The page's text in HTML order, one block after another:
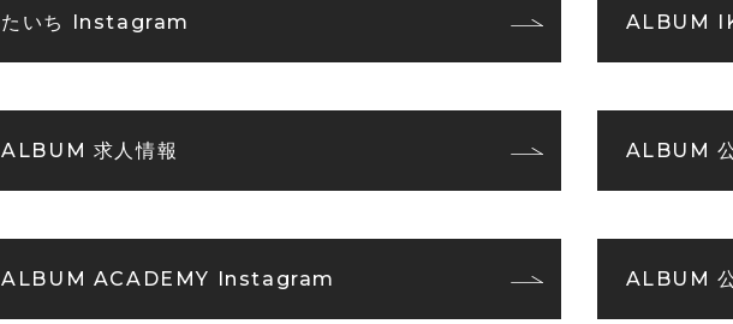
たいち Instagram ALBUM
ALBUM 求人情報 ALBUM
ALBUM ACADEMY Instagram ALBUM